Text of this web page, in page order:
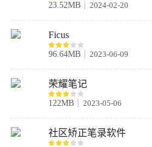
23.52MB 2024-02-20
Ficus
96.64MB 2023-06-09
荣耀笔记
122MB 2023-05-06
社区矫正笔录软件